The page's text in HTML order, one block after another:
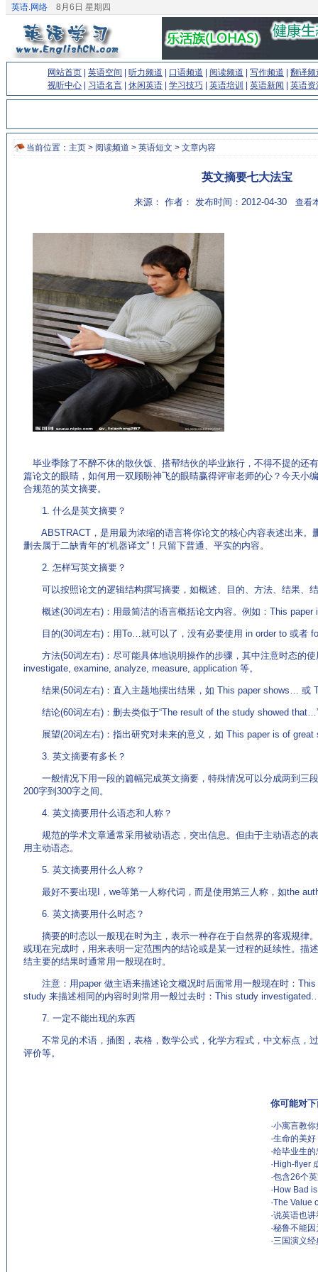
英语.网络 8月6日 星期四
网站首页 英语空间 听力频道 口语频道 阅读频道 写作频道
翻译频
视听中心
习语名言 休闲英语 学习技巧 英语培训 英语新闻 英语资
当前位置： 主页 > 阅读频道 > 英语短文 > 文章内容
英文摘要七大法宝
来源： 作者： 发布时间：2012-04-30 查看
毕业季除了不醉不休的散伙饭、搭帮结伙的毕业旅行，不得不提的还
篇论文的眼睛，如何用一双顾盼神飞的眼睛赢得评审老师的心？今天小
合规范的英文摘要。
1. 什么是英文摘要？
ABSTRACT，是用最为浓缩的语言将你论文的核心内容表述出来。
删去属于二缺青年的“机器译文”！只留下普通、平实的内容。
2. 怎样写英文摘要？
可以按照论文的逻辑结构撰写摘要，如概述、目的、方法、结果、
概述(30词左右)：用最简洁的语言概括论文内容。例如：This
目的(30词左右)：用To…就可以了，没有必要使用 in order to 或者
方法(50词左右)：尽可能具体地说明操作的步骤，其中注意时态的使
investigate, examine, analyze, measure, application 等。
结果(50词左右)：直入主题地摆出结果，如 This paper shows… 或
结论(60词左右)：删去类似于“The result of the study showed
展望(20词左右)：指出研究对未来的意义，如 This paper is of
3. 英文摘要有多长？
一般情况下用一段的篇幅完成英文摘要，特殊情况可以分成两到三
200字到300字之间。
4. 英文摘要用什么语态和人称？
规范的学术文章通常采用被动语态，突出信息。但由于主动语态的
用主动语态。
5. 英文摘要用什么人称？
最好不要出现I，we等第一人称代词，而是使用第三人称，如the
6. 英文摘要用什么时态？
摘要的时态以一般现在时为主，表示一种存在于自然界的客观规律
或现在完成时，用来表明一定范围内的结论或是某一过程的延续性。描
结主要的结果时通常用一般现在时。
注意：用paper 做主语来描述论文概况时后面常用一般现在时：
study 来描述相同的内容时则常用一般过去时：This study
7. 一定不能出现的东西
不常见的术语，插图，表格，数学公式，化学方程式，中文标点，
评价等。
你可能对
·小寓言教
·生命的美好
·给毕业生
· High-flyer
·包含26个
· How Bad
·The Value
·说英语也
·秘鲁不能因
·三国演义